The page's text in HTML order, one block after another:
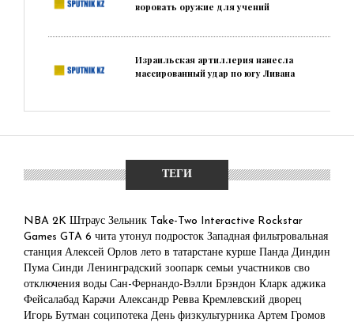
воровать оружие для учений
Израильская артиллерия нанесла
массированный удар по югу Ливана
ТЕГИ
NBA 2K Штраус Зельник Take-Two Interactive Rockstar
Games GTA 6 чита утонул подросток Западная фильтровальная
станция Алексей Орлов лето в татарстане курше Панда Диндин
Пума Синди Ленинградский зоопарк семьи участников сво
отключения воды Сан-Фернандо-Вэлли Брэндон Кларк аджика
Фейсалабад Карачи Александр Ревва Кремлевский дворец
Игорь Бутман соципотека День физкультурника Артем Громов